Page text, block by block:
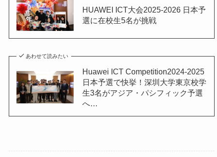
HUAWEI ICT大会2025-2026 日本予
選に在校生5名が挑戦
あわせて読みたい
Huawei ICT Competition2024-2025
日本予選で快挙！深圳大学東京校学
生3名がアジア・パシフィック予選
へ…